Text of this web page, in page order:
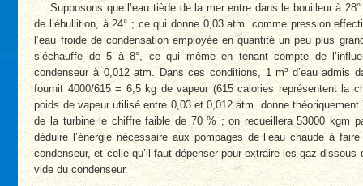
Supposons que l’eau tiède de la mer entre dans le bouilleur à
de l’ébullition, à 24° ; ce qui donne 0,03 atm. comme pression
l’eau froide de condensation employée en quantité un peu plus
s’échauffe de 5 à 8°, ce qui même en tenant compte de
condenseur à 0,012 atm. Dans ces conditions, 1 m³ d’eau admis
fournit 4000/615 = 6,5 kg de vapeur (615 calories représentent la
poids de vapeur utilisé entre 0,03 et 0,012 atm. donne
de la turbine le chiffre faible de 70 % ; on recueillera 53000 kgm
déduire l’énergie nécessaire aux pompages de l’eau chaude à
condenseur, et celle qu’il faut dépenser pour extraire les gaz dissous
vide du condenseur.